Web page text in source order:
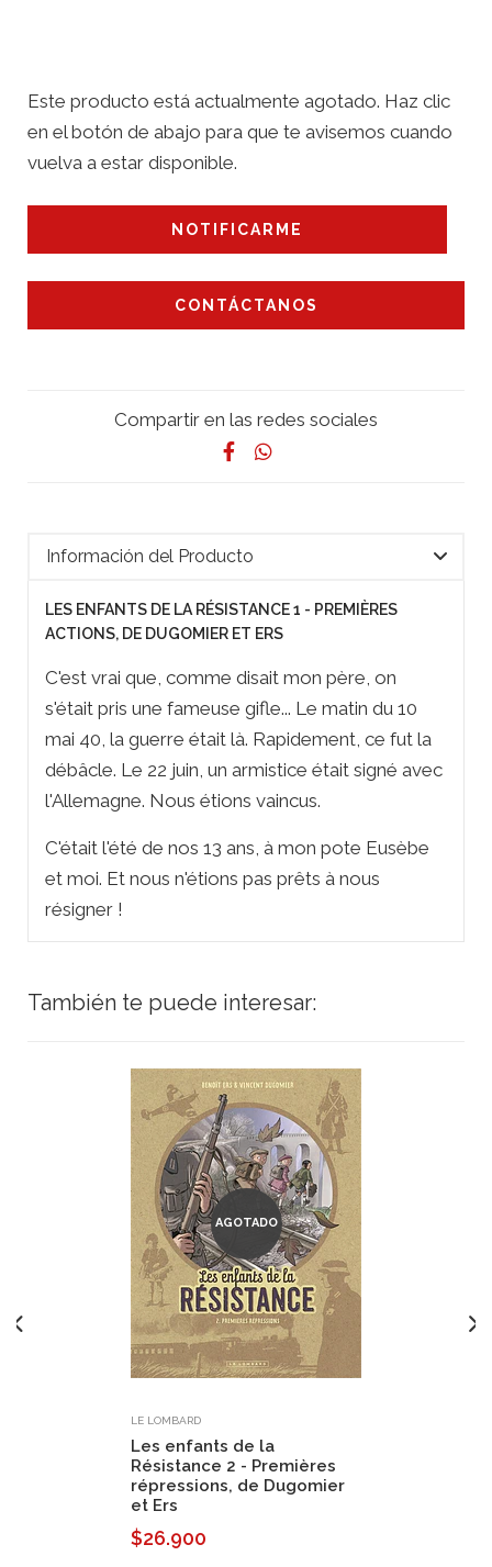
Este producto está actualmente agotado. Haz clic
en el botón de abajo para que te avisemos cuando
vuelva a estar disponible.
NOTIFICARME
CONTÁCTANOS
Compartir en las redes sociales
Información del Producto
LES ENFANTS DE LA RÉSISTANCE 1 - PREMIÈRES
ACTIONS, DE DUGOMIER ET ERS
C'est vrai que, comme disait mon père, on
s'était pris une fameuse gifle... Le matin du 10
mai 40, la guerre était là. Rapidement, ce fut la
débâcle. Le 22 juin, un armistice était signé avec
l'Allemagne. Nous étions vaincus.
C'était l'été de nos 13 ans, à mon pote Eusèbe
et moi. Et nous n'étions pas prêts à nous
résigner !
También te puede interesar:
AGOTADO
LE LOMBARD
Les enfants de la
Résistance 2 - Premières
répressions, de Dugomier
et Ers
$26.900